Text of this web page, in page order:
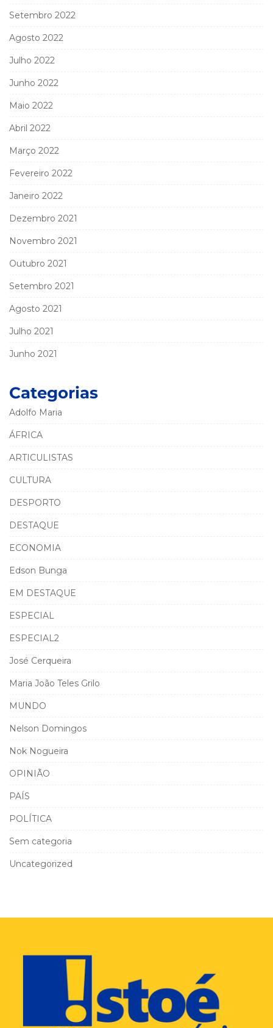
Setembro 2022
Agosto 2022
Julho 2022
Junho 2022
Maio 2022
Abril 2022
Março 2022
Fevereiro 2022
Janeiro 2022
Dezembro 2021
Novembro 2021
Outubro 2021
Setembro 2021
Agosto 2021
Julho 2021
Junho 2021
Categorias
Adolfo Maria
ÁFRICA
ARTICULISTAS
CULTURA
DESPORTO
DESTAQUE
ECONOMIA
Edson Bunga
EM DESTAQUE
ESPECIAL
ESPECIAL2
José Cerqueira
Maria João Teles Grilo
MUNDO
Nelson Domingos
Nok Nogueira
OPINIÃO
PAÍS
POLÍTICA
Sem categoria
Uncategorized